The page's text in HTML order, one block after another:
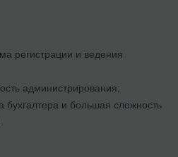
регистрации и ведения
администрирования;
бухгалтера и большая сложность